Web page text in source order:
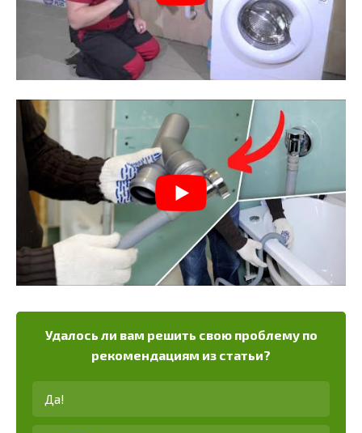
Удалось ли вам решить свою проблему по
рекомендациям из статьи?
Да!